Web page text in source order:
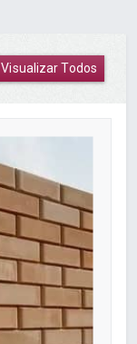
Visualizar Todos